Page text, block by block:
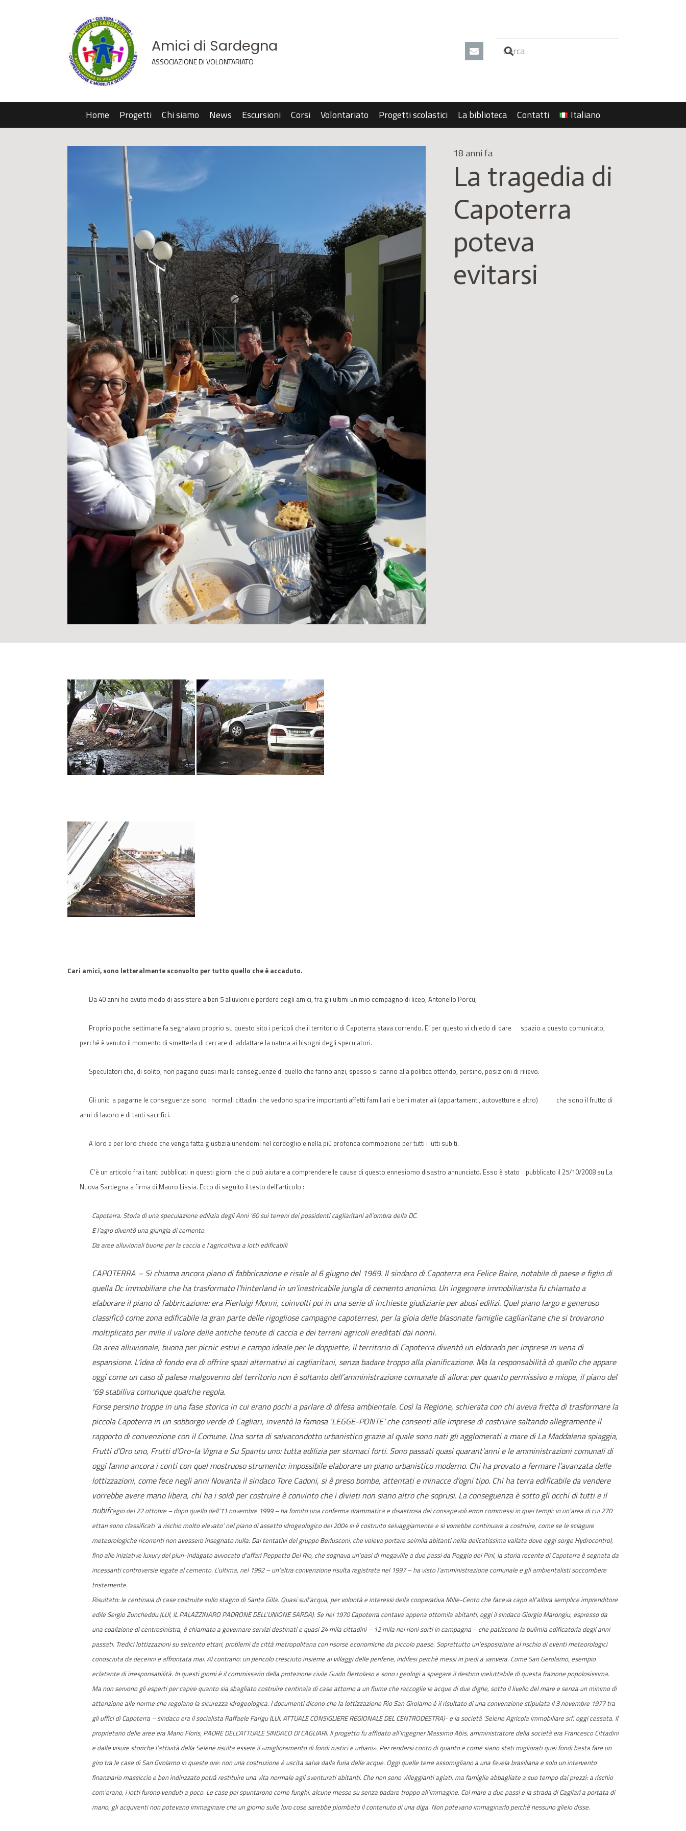
Amici di Sardegna
ASSOCIAZIONE DI VOLONTARIATO
Home Progetti Chi siamo News Escursioni Corsi Volontariato Progetti scolastici La biblioteca Contatti Italiano
18 anni fa
La tragedia di
Capoterra
poteva
evitarsi
Cari amici, sono letteralmente sconvolto per tutto quello che è accaduto.
Da 40 anni ho avuto modo di assistere a ben 5 alluvioni e perdere degli amici, fra gli ultimi un mio compagno di liceo, Antonello Porcu,
Proprio poche settimane fa segnalavo proprio su questo sito i pericoli che il territorio di Capoterra stava correndo. E’ per questo vi chiedo di dare spazio a questo comunicato,
perché è venuto il momento di smetterla di cercare di addattare la natura ai bisogni degli speculatori.
Speculatori che, di solito, non pagano quasi mai le conseguenze di quello che fanno anzi, spesso si danno alla politica ottendo, persino, posizioni di rilievo.
Gli unici a pagarne le conseguenze sono i normali cittadini che vedono sparire importanti affetti familiari e beni materiali (appartamenti, autovetture e altro) che sono il frutto di
anni di lavoro e di tanti sacrifici.
A loro e per loro chiedo che venga fatta giustizia unendomi nel cordoglio e nella più profonda commozione per tutti i lutti subiti.
C’è un articolo fra i tanti pubblicati in questi giorni che ci può aiutare a comprendere le cause di questo ennesiomo disastro annunciato. Esso è stato pubblicato il 25/10/2008 su La
Nuova Sardegna a firma di Mauro Lissia. Ecco di seguito il testo dell’articolo :
Capoterra. Storia di una speculazione edilizia degli Anni ‘60 sui terreni dei possidenti cagliaritani all’ombra della DC.
E l’agro diventò una giungla di cemento.
Da aree alluvionali buone per la caccia e l’agricoltura a lotti edificabili
CAPOTERRA – Si chiama ancora piano di fabbricazione e risale al 6 giugno del 1969. Il sindaco di Capoterra era Felice Baire, notabile di paese e figlio di
quella Dc immobiliare che ha trasformato l’hinterland in un’inestricabile jungla di cemento anonimo. Un ingegnere immobiliarista fu chiamato a
elaborare il piano di fabbricazione: era Pierluigi Monni, coinvolti poi in una serie di inchieste giudiziarie per abusi edilizi. Quel piano largo e generoso
classificò come zona edificabile la gran parte delle rigogliose campagne capoterresi, per la gioia delle blasonate famiglie cagliaritane che si trovarono
moltiplicato per mille il valore delle antiche tenute di caccia e dei terreni agricoli ereditati dai nonni.
Da area alluvionale, buona per picnic estivi e campo ideale per le doppiette, il territorio di Capoterra diventò un eldorado per imprese in vena di
espansione. L’idea di fondo era di offrire spazi alternativi ai cagliaritani, senza badare troppo alla pianificazione. Ma la responsabilità di quello che appare
oggi come un caso di palese malgoverno del territorio non è soltanto dell’amministrazione comunale di allora: per quanto permissivo e miope, il piano del
‘69 stabiliva comunque qualche regola.
Forse persino troppe in una fase storica in cui erano pochi a parlare di difesa ambientale. Così la Regione, schierata con chi aveva fretta di trasformare la
piccola Capoterra in un sobborgo verde di Cagliari, inventò la famosa ‘LEGGE-PONTE’ che consentì alle imprese di costruire saltando allegramente il
rapporto di convenzione con il Comune. Una sorta di salvacondotto urbanistico grazie al quale sono nati gli agglomerati a mare di La Maddalena spiaggia,
Frutti d’Oro uno, Frutti d’Oro-la Vigna e Su Spantu uno: tutta edilizia per stomaci forti. Sono passati quasi quarant’anni e le amministrazioni comunali di
oggi fanno ancora i conti con quel mostruoso strumento: impossibile elaborare un piano urbanistico moderno. Chi ha provato a fermare l’avanzata delle
lottizzazioni, come fece negli anni Novanta il sindaco Tore Cadoni, si è preso bombe, attentati e minacce d’ogni tipo. Chi ha terra edificabile da vendere
vorrebbe avere mano libera, chi ha i soldi per costruire è convinto che i divieti non siano altro che soprusi. La conseguenza è sotto gli occhi di tutti e il
nubifragio del 22 ottobre – dopo quello dell’11 novembre 1999 – ha fornito una conferma drammatica e disastrosa dei consapevoli errori commessi in quei tempi: in un’area di cui 270
ettari sono classificati ‘a rischio molto elevato’ nel piano di assetto idrogeologico del 2004 si è costruito selvaggiamente e si vorrebbe continuare a costruire, come se le sciagure
meteorologiche ricorrenti non avessero insegnato nulla. Dai tentativi del gruppo Berlusconi, che voleva portare seimila abitanti nella delicatissima vallata dove oggi sorge Hydrocontrol,
fino alle iniziative luxury del pluri-indagato avvocato d’affari Peppetto Del Rio, che sognava un’oasi di megaville a due passi da Poggio dei Pini, la storia recente di Capoterra è segnata da
incessanti controversie legate al cemento. L’ultima, nel 1992 – un’altra convenzione risulta registrata nel 1997 – ha visto l’amministrazione comunale e gli ambientalisti soccombere
tristemente.
Risultato: le centinaia di case costruite sullo stagno di Santa Gilla. Quasi sull’acqua, per volontà e interessi della cooperativa Mille-Cento che faceva capo all’allora semplice imprenditore
edile Sergio Zuncheddu (LUI, IL PALAZZINARO PADRONE DELL’UNIONE SARDA). Se nel 1970 Capoterra contava appena ottomila abitanti, oggi il sindaco Giorgio Marongiu, espresso da
una coalizione di centrosinistra, è chiamato a governare servizi destinati e quasi 24 mila cittadini – 12 mila nei rioni sorti in campagna – che patiscono la bulimia edificatoria degli anni
passati. Tredici lottizzazioni su seicento ettari, problemi da città metropolitana con risorse economiche da piccolo paese. Soprattutto un’esposizione al rischio di eventi meteorologici
conosciuta da decenni e affrontata mai. Al contrario: un pericolo cresciuto insieme ai villaggi delle periferie, indifesi perchè messi in piedi a vanvera. Come San Gerolamo, esempio
eclatante di irresponsabilità. In questi giorni è il commissario della protezione civile Guido Bertolaso e sono i geologi a spiegare il destino ineluttabile di questa frazione popolosissima.
Ma non servono gli esperti per capire quanto sia sbagliato costruire centinaia di case attorno a un fiume che raccoglie le acque di due dighe, sotto il livello del mare e senza un minimo di
attenzione alle norme che regolano la sicurezza idrogeologica. I documenti dicono che la lottizzazione Rio San Girolamo è il risultato di una convenzione stipulata il 3 novembre 1977 tra
gli uffici di Capoterra – sindaco era il socialista Raffaele Farigu (LUI, ATTUALE CONSIGLIERE REGIONALE DEL CENTRODESTRA)- e la società ‘Selene Agricola immobiliare srl’, oggi cessata. Il
proprietario delle aree era Mario Floris, PADRE DELL’ATTUALE SINDACO DI CAGLIARI. Il progetto fu affidato all’ingegner Massimo Abis, amministratore della società era FrancescoCittadini
e dalle visure storiche l’attività della Selene risulta essere il «miglioramento di fondi rustici e urbani». Per rendersi conto di quanto e come siano stati migliorati quei fondi basta fare un
giro tra le case di San Girolamo in queste ore: non una costruzione è uscita salva dalla furia delle acque. Oggi quelle terre assomigliano a una favela brasiliana e solo un intervento
finanziario massiccio e ben indirizzato potrà restituire una vita normale agli sventurati abitanti. Che non sono villeggiantiagiati, ma famiglie abbagliate a suo tempo dai prezzi: a rischio
com’erano, i lotti furono venduti a poco. Le case poi spuntarono come funghi, alcune messe su senza badare troppo all’immagine. Col mare a due passi e la strada di Cagliari a portata di
mano, gli acquirenti non potevano immaginare che un giorno sulle loro cose sarebbe piombato il contenuto di una diga. Non potevano immaginarlo perchè nessuno glielo disse.